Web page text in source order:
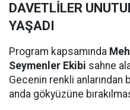
DAVETLİLER
YAŞADI
Program kapsamında
Seymenler Ekibi sahne
Gecenin renkli anlarından
anda gökyüzüne